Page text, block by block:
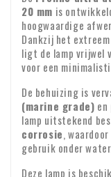
orde retour
e. die snel kunnen
f. waarvan de prijs
financiële markt
g. voor losse
h. voor audio- en
waarvan de
Garantie : Op al
info@xpropool.com
Bezorging
De levering
verschillende
plaats op de
uur. Helaas kunnen
niet garanderen.
Controle bij
Controleer direct
Ontbreken er
direct via de
geen wijzigingen
kan dan zoek raken.
Zie hier onder
20 mm is
hoogwaardige
Dankzij het
ligt de lamp vrijwel
voor een
De behuizing is
(marine grade)
lamp uitstekend
corrosie,
gebruik onder water.
Deze lamp is